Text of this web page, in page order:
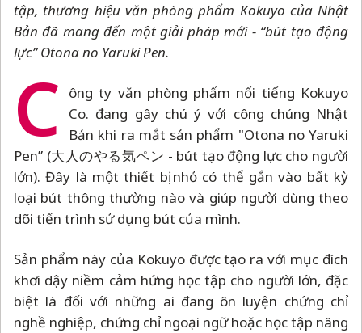
tập, thương hiệu văn phòng phẩm Kokuyo của Nhật
Bản đã mang đến một giải pháp mới - “bút tạo động
lực” Otona no Yaruki Pen.
C
ông ty văn phòng phẩm nổi tiếng Kokuyo
Co. đang gây chú ý với công chúng Nhật
Bản khi ra mắt sản phẩm "Otona no Yaruki
Pen” (大人のやる気ペン - bút tạo động lực cho người
lớn). Đây là một thiết bị nhỏ có thể gắn vào bất kỳ
loại bút thông thường nào và giúp người dùng theo
dõi tiến trình sử dụng bút của mình.
Sản phẩm này của Kokuyo được tạo ra với mục đích
khơi dậy niềm cảm hứng học tập cho người lớn, đặc
biệt là đối với những ai đang ôn luyện chứng chỉ
nghề nghiệp, chứng chỉ ngoại ngữ hoặc học tập nâng